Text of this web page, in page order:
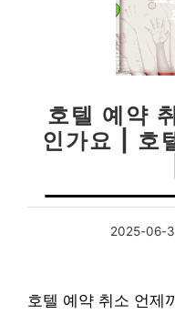
호텔 예약
인가요 | 호
2025-06-
호텔 예약 취소 언제